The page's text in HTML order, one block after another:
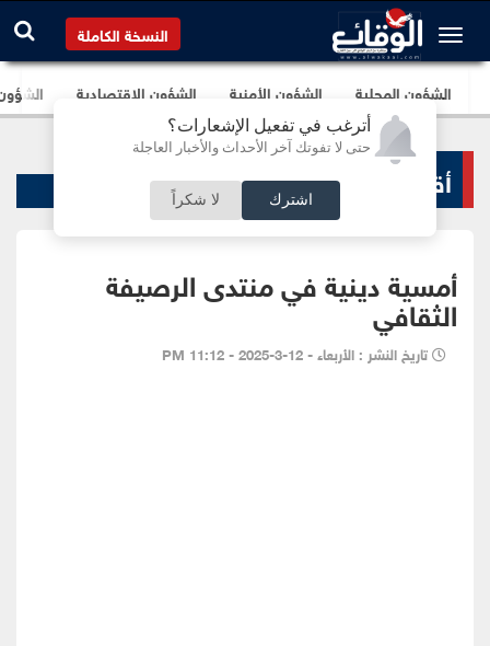
أترغب في تفعيل الإشعارات؟
حتى لا تفوتك آخر الأحداث والأخبار العاجلة
اشترك لا شكراً
النسخة الكاملة
الشؤون المحلية الشؤون الأمنية الشؤون الإقتصادية
أقاليم و محافظات
أمسية دينية في منتدى الرصيفة
الثقافي
تاريخ النشر : الأربعاء - 12-3-2025 - 11:12 PM